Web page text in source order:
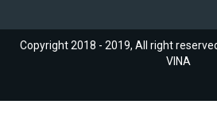
Copyright 2018 - 2019, All right
VINA